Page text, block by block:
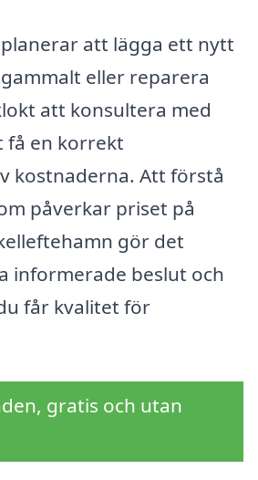
att lägga ett nytt
eller reparera
att konsultera med
en korrekt
kostnaderna. Att förstå
påverkar priset på
gör det
informerade beslut och
får kvalitet för
gratis och utan